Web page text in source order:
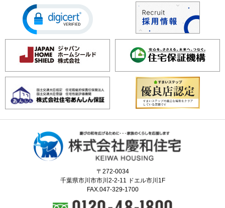
〒272-0034
千葉県市川市市川2-2-11 ドエル市川1F
FAX.047-329-1700